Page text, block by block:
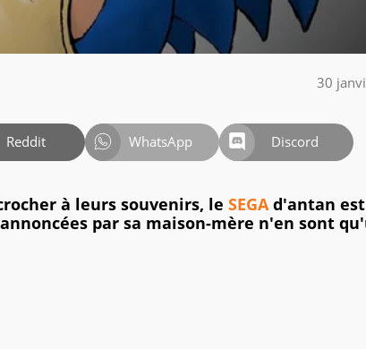
30
Reddit WhatsApp Discord
à leurs souvenirs, le SEGA d'antan
par sa maison-mère n'en sont